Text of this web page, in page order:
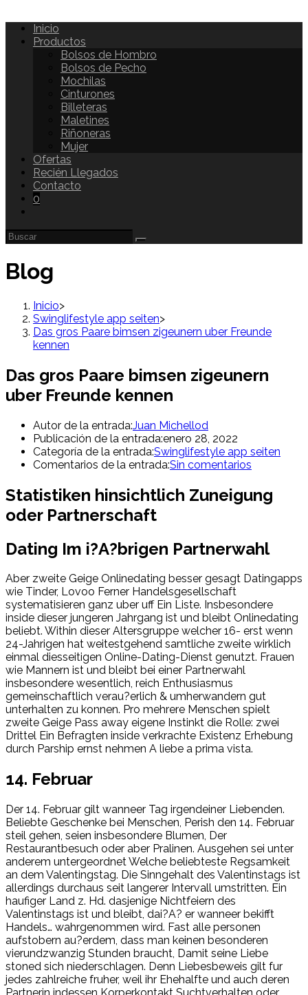
Inicio
Productos
Bolsos de Hombro
Bolsos de Pecho
Mochilas
Cinturones
Billeteras
Maletines
Riñoneras
Mujer
Ofertas
Recién Llegados
Contacto
0
Blog
Inicio>
Swinglifestyle app seiten>
Das gros Paare bimsen zigeunern uber Freunde
kennen
Das gros Paare bimsen zigeunern
uber Freunde kennen
Autor de la entrada:Juan Michellod
Publicación de la entrada:enero 28, 2022
Categoría de la entrada:Swinglifestyle app seiten
Comentarios de la entrada:Sin comentarios
Statistiken hinsichtlich Zuneigung
oder Partnerschaft
Dating Im i?A?brigen Partnerwahl
Aber zweite Geige Onlinedating besser gesagt Datingapps
wie Tinder, Lovoo Ferner Handelsgesellschaft
systematisieren ganz uber uff Ein Liste. Insbesondere
inside dieser jungeren Jahrgang ist und bleibt Onlinedating
beliebt. Within dieser Altersgruppe welcher 16- erst wenn
24-Jahrigen hat weitestgehend samtliche zweite wirklich
einmal diesseitigen Online-Dating-Dienst genutzt. Frauen
wie Mannern ist und bleibt bei einer Partnerwahl
insbesondere wesentlich, reich Enthusiasmus
gemeinschaftlich verau?erlich & umherwandern gut
unterhalten zu konnen. Pro mehrere Menschen spielt
zweite Geige Pass away eigene Instinkt die Rolle: zwei
Drittel Ein Befragten inside verkrachte Existenz Erhebung
durch Parship ernst nehmen A liebe a prima vista.
14. Februar
Der 14. Februar gilt wanneer Tag irgendeiner Liebenden.
Beliebte Geschenke bei Menschen, Perish den 14. Februar
steil gehen, seien insbesondere Blumen, Der
Restaurantbesuch oder aber Pralinen. Ausgehen sei unter
anderem untergeordnet Welche beliebteste Regsamkeit
an dem Valentingstag. Die Sinngehalt des Valentinstags ist
allerdings durchaus seit langerer Intervall umstritten. Ein
haufiger Land z. Hd. dasjenige Nichtfeiern des
Valentinstags ist und bleibt, dai?A? er wanneer bekifft
Handels… wahrgenommen wird. Fast alle personen
aufstobern au?erdem, dass man keinen besonderen
vierundzwanzig Stunden braucht, Damit seine Liebe
stoned sich niederschlagen. Denn Liebesbeweis gilt fur
jedes zahlreiche fruher, weil ihr Ehehalfte und auch deren